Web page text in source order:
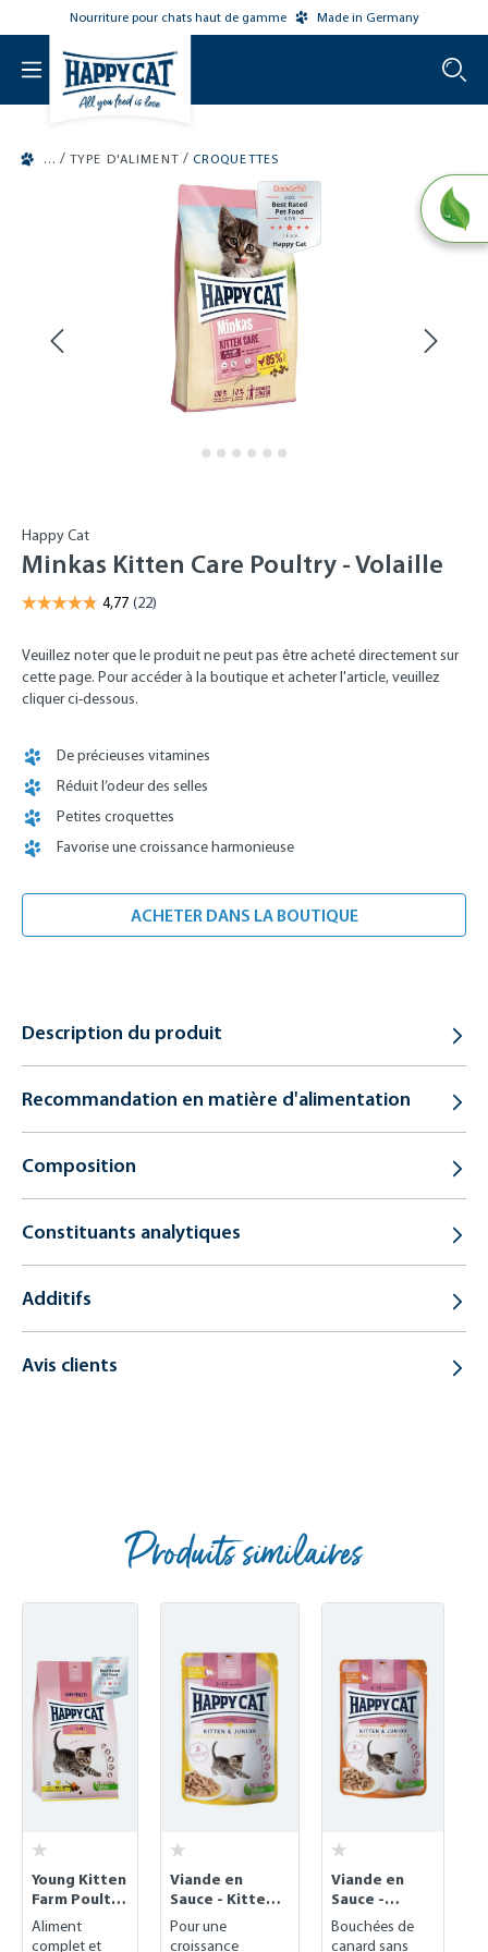
main contentNourriture pour chats haut de gamme Made in Germany
/ TYPE D'ALIMENT / CROQUETTES
Happy Cat
Minkas Kitten Care Poultry - Volaille
Veuillez noter que le produit ne peut pas être acheté directement sur
cette page. Pour accéder à la boutique et acheter l'article, veuillez
cliquer ci-dessous.
De précieuses vitamines
Réduit l’odeur des selles
Petites croquettes
Favorise une croissance harmonieuse
ACHETER DANS LA BOUTIQUE
Description du produit
Recommandation en matière d'alimentation
Composition
Constituants analytiques
Additifs
Avis clients
Produits similaires
Young Kitten
Farm Poultry
- Volaille
fermière
Aliment
complet et
Viande en
Sauce - Kitten
& Junior Farm
Poultry -
Pour une
croissance
Viande en
Sauce -
Kitten &
Junior Farm
Bouchées de
canard sans